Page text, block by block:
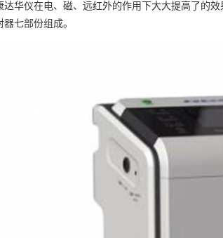
达华仪在电、磁、远红外的作用下大大提高了的
七部份组成。